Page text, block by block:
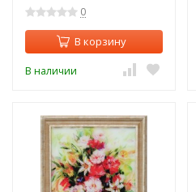
0
В корзину
В наличии